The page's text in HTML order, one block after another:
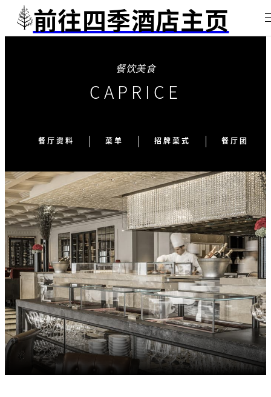
前往四季酒店主页
餐饮美食
CAPRICE
餐厅资料 菜单 招牌菜式 餐厅团队